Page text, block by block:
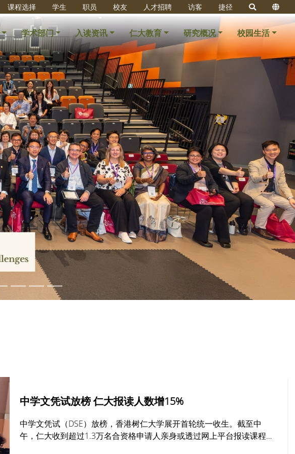
课程选择 学生 职员 校友 人才招聘 访客 捷径
学术部门 入读资讯 仁大教育 研究概况 校园生活
中学文凭试放榜 仁大报读人数增15%
中学文凭试（DSE）放榜，香港树仁大学展开首轮统一收生。截至中
午，仁大收到超过1.3万名合资格申请人亲身或透过网上平台报读课程，